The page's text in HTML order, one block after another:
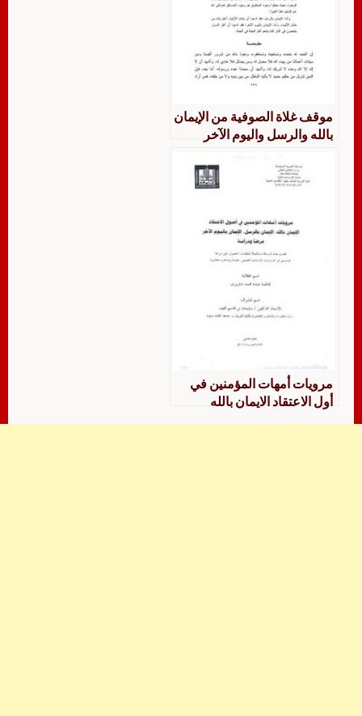
موقف غلاة الصوفية من الإيمان
بالله والرسل واليوم الآخر
مرويات أمهات المؤمنين في
أول الاعتقاد الايمان بالله